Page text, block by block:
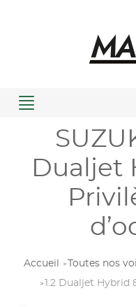
Menu
Dualjet
Accueil Toutes nos
1.2 Dualjet